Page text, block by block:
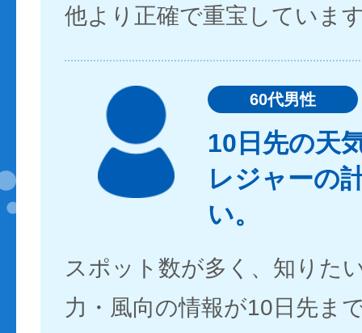
他より正確で重宝していま
60代男性
10日先の天
レジャーの
い。
スポット数が多く、知りた
力・風向の情報が10日先ま